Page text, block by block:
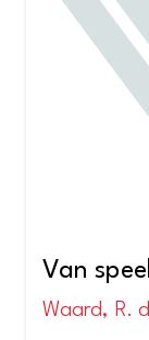
Van
Waard, R.